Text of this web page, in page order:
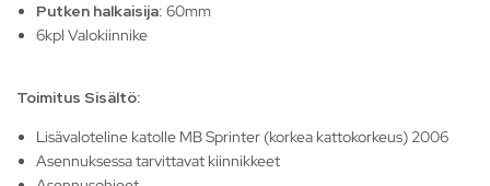
Putken halkaisija: 60mm
6kpl Valokiinnike
Toimitus Sisältö:
Lisävaloteline katolle MB Sprinter (korkea kattokorkeus) 2006
Asennuksessa tarvittavat kiinnikkeet